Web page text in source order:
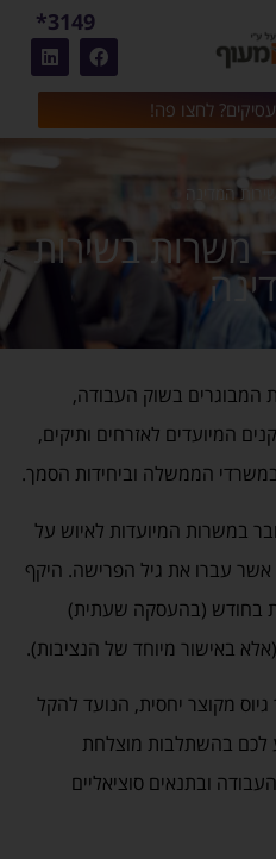
לחצו פה!
3149*
המדינה
– משרות בשירות
המבוגרים בשוק העבודה,
המיועדים לאזרחים ותיקים,
הממשלה וביחידות הסמך.
במשרות המיועדות לאיוש על
אשר עברו את גיל הפרישה. היקף
יהיה עד 120 שעות בחודש (בהעסקה שעתית)
מקוצר יחסית, הנועד להקל
לכם בהשתלבות מוצלחת
ובתנאים סוציאליים